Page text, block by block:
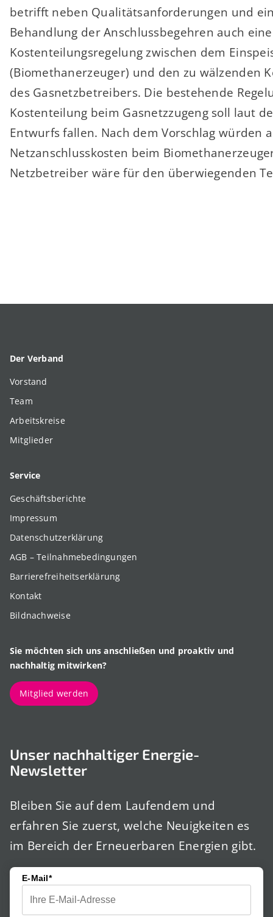
betrifft neben Qualitätsanforderungen und
Behandlung der Anschlussbegehren auch eine
Kostenteilungsregelung zwischen dem
(Biomethanerzeuger) und den zu wälzenden
des Gasnetzbetreibers. Die bestehende
Kostenteilung beim Gasnetzzugeng soll laut
Entwurfs fallen. Nach dem Vorschlag würden
Netzanschlusskosten beim
Netzbetreiber wäre für den überwiegenden
Der Verband
Vorstand
Team
Arbeitskreise
Mitglieder
Service
Geschäftsberichte
Impressum
Datenschutzerklärung
AGB – Teilnahmebedingungen
Barrierefreiheitserklärung
Kontakt
Bildnachweise
Sie möchten sich uns anschließen und proaktiv und
nachhaltig mitwirken?
Mitglied werden
Unser nachhaltiger Energie-
Newsletter
Bleiben Sie auf dem Laufendem und
erfahren Sie zuerst, welche Neuigkeiten es
im Bereich der Erneuerbaren Energien gibt.
E-Mail*